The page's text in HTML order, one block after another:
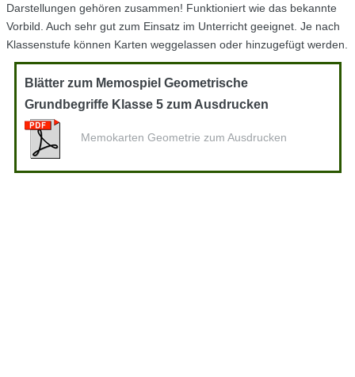
Darstellungen gehören zusammen! Funktioniert wie das bekannte
Vorbild. Auch sehr gut zum Einsatz im Unterricht geeignet. Je nach
Klassenstufe können Karten weggelassen oder hinzugefügt werden.
Blätter zum Memospiel Geometrische
Grundbegriffe Klasse 5 zum Ausdrucken
Memokarten Geometrie zum Ausdrucken